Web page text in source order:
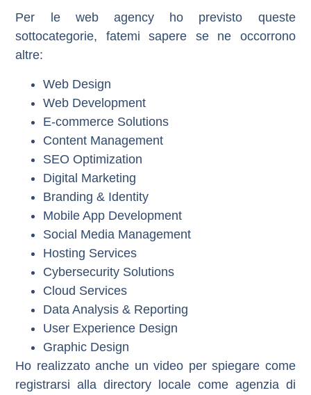
Per le web agency ho previsto queste
sottocategorie, fatemi sapere se ne occorrono
altre:
Web Design
Web Development
E-commerce Solutions
Content Management
SEO Optimization
Digital Marketing
Branding & Identity
Mobile App Development
Social Media Management
Hosting Services
Cybersecurity Solutions
Cloud Services
Data Analysis & Reporting
User Experience Design
Graphic Design
Ho realizzato anche un video per spiegare come
registrarsi alla directory locale come agenzia di